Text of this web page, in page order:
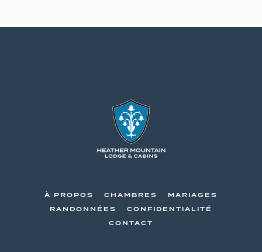
Heather
Mountain
Go
Back
to
À PROPOS CHAMBRES
MARIAGES
RANDONNÉES
CONFIDENTIALITÉ
CONTACT